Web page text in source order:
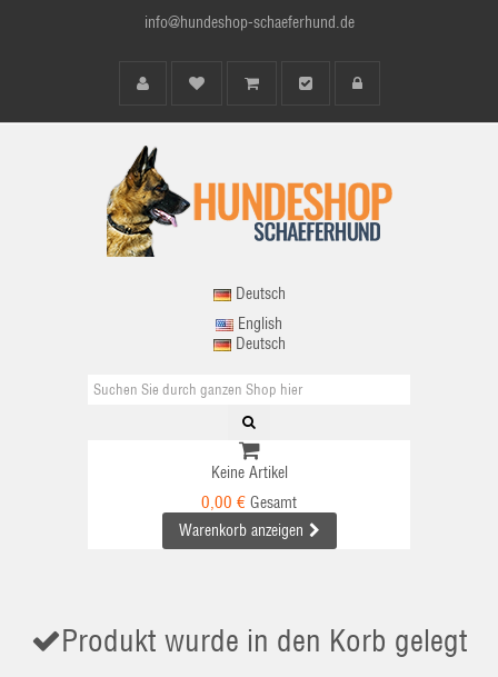
info@hundeshop-schaeferhund.de
Deutsch
English
Deutsch
Keine Artikel
0,00 € Gesamt
Warenkorb anzeigen
Produkt wurde in den Korb gelegt